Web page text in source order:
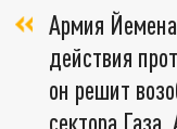
Армия Йемена
действия
он решит
сектора